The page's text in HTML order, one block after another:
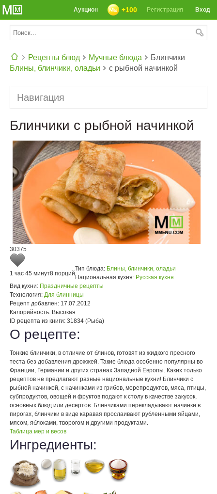
Вход
Регистрация
+100
Аукцион
Рецепты блюд
Мучные блюда
Блины, блинчики, оладьи
Блинчики
с рыбной начинкой
Навигация
Блинчики с рыбной начинкой
30375
1 час 45 минут8 порций
Тип блюда: Блины, блинчики, оладьи
Национальная кухня: Русская кухня
Вид кухни: Праздничные рецепты
Технология: Для блинницы
Рецепт добавлен: 17.07.2012
Калорийность: Высокая
ID рецепта из книги: 31834 (Рыба)
О рецепте:
Тонкие блинчики, в отличие от блинов, готовят из жидкого пресного
теста без добавления дрожжей. Такие блюда особенно популярны во
Франции, Германии и других странах Западной Европы. Каких только
рецептов не предлагают разные национальные кухни! Блинчики с
рыбной начинкой, с начинками из грибов, морепродуктов, мяса, птицы,
субпродуктов, овощей и фруктов подают к столу в качестве закусок,
основных блюд или десертов. Блинчиками перекладывают начинки в
пирогах, блинчики в виде каравая прослаивают рубленными яйцами,
мясом, яблоками, творогом и другими продуктами.
Таблица мер и весов
Ингредиенты: